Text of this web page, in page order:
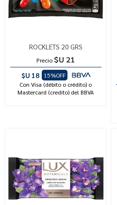
ROCKLETS 20 GRS
Precio $U 21
$U 18
15%OFF
Con Visa (débito o crédito) o
Mastercard (credito) del BBVA